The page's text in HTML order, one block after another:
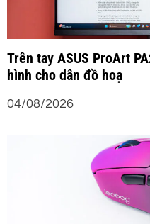
b
à
Trên tay ASUS ProArt
hình cho dân đồ hoạ
04/08/2026